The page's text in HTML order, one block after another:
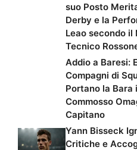
suo Posto
Derby e la
Leao secondo il
Tecnico
Addio a Baresi:
Compagni di
Portano la Bara
Commosso
Capitano
Yann Bisseck
Critiche e